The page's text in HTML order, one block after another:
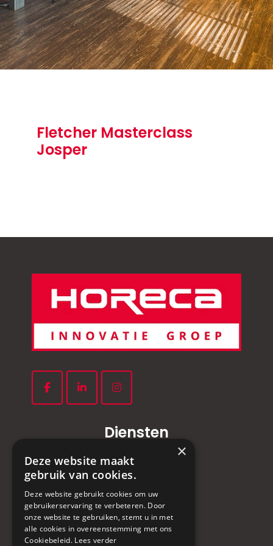
Fletcher Masterclass
Josper
Diensten
Complete keukeninrichting
Apparatuur
Service & Onderhoud
Culinaire Quickscan
Snel naar
×
Deze website maakt
gebruik van cookies.
Deze website gebruikt cookies om uw
gebruikerservaring te verbeteren. Door
onze website te gebruiken, stemt u in met
alle cookies in overeenstemming met ons
Cookiebeleid. Lees verder